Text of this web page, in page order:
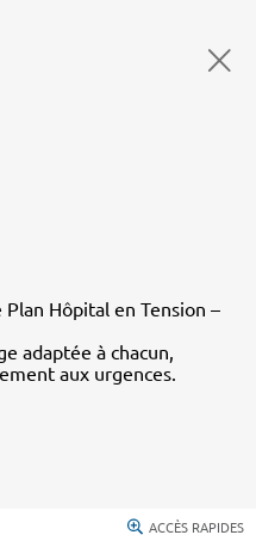
Hôpital en Tension –
adaptée à chacun,
aux urgences.
ACCÈS RAPIDES